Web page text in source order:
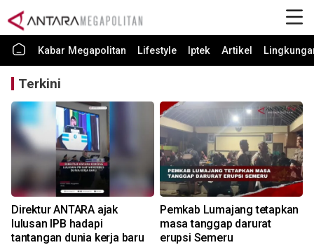
Kabar Megapolitan Lifestyle Iptek Artikel
Terkini
Direktur ANTARA ajak
lulusan IPB hadapi
tantangan dunia kerja baru
Pemkab Lumajang tetapkan
masa tanggap darurat
erupsi Semeru